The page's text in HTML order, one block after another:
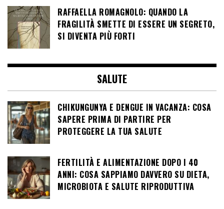
RAFFAELLA ROMAGNOLO: QUANDO LA
FRAGILITÀ SMETTE DI ESSERE UN SEGRETO,
SI DIVENTA PIÙ FORTI
SALUTE
CHIKUNGUNYA E DENGUE IN VACANZA: COSA
SAPERE PRIMA DI PARTIRE PER
PROTEGGERE LA TUA SALUTE
FERTILITÀ E ALIMENTAZIONE DOPO I 40
ANNI: COSA SAPPIAMO DAVVERO SU DIETA,
MICROBIOTA E SALUTE RIPRODUTTIVA